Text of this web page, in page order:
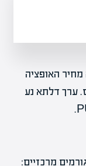
האופציה
ערך דלתא נע
מרכזיים: